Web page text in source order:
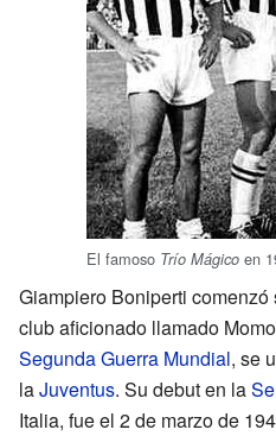
El famoso Trío Mágico en
Giampiero Boniperti
club aficionado llamado
Segunda Guerra Mundial, se
laJuventus. Su debut en la
Italia, fue el 2 de marzo de